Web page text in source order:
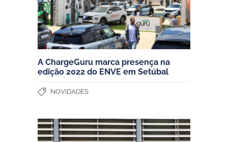
A ChargeGuru marca presença na
edição 2022 do ENVE em Setúbal
NOVIDADES